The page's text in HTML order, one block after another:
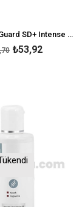
Cosmed Hair Guard SD+ Intense Anti Dandruff Shampoo 200 ml
₺53,92